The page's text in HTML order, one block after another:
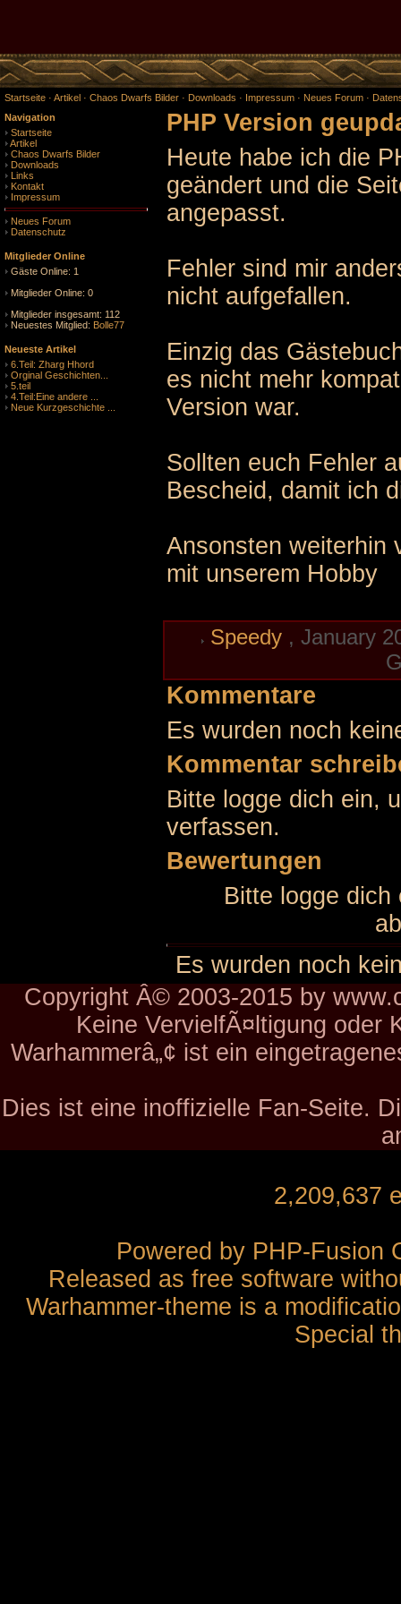
Startseite · Artikel · Chaos Dwarfs Bilder · Downloads · Impressum · Neues Forum ·
Navigation
Startseite
Artikel
Chaos Dwarfs Bilder
Downloads
Links
Kontakt
Impressum
Neues Forum
Datenschutz
Mitglieder Online
Gäste Online: 1
Mitglieder Online: 0
Mitglieder insgesamt: 112
Neuestes Mitglied: Bolle77
Neueste Artikel
6.Teil: Zharg Hhord
Orginal Geschichten...
5.teil
4.Teil:Eine andere ...
Neue Kurzgeschichte ...
PHP Version
Heute habe ich die
geändert und die
angepasst.
Fehler sind mir
nicht aufgefallen.
Einzig das
es nicht mehr
Version war.
Sollten euch Fehler
Bescheid, damit ich
Ansonsten weiterhin
mit unserem Hobby
Speedy, January
Kommentare
Es wurden noch
Kommentar
Bitte logge dich ein,
verfassen.
Bewertungen
Bitte logge dich
Es wurden noch
Copyright Â© 2003-2015 by
Keine VervielfÃ¤ltigung oder
Warhammerâ„¢ ist ein
Dies ist eine inoffizielle Fan-Seite.
2,209,637
Powered by PHP-Fusion
Released as free software
Warhammer-theme is a
Special